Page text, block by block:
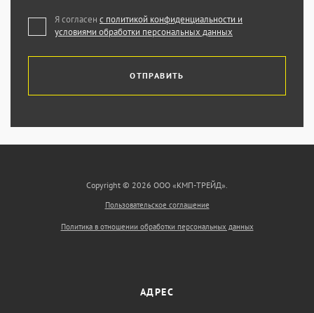
Я согласен с политикой конфиденциальности и
условиями обработки персональных данных
ОТПРАВИТЬ
Copyright © 2026 ООО «КМП-ТРЕЙД».
Пользовательское соглашение
Политика в отношении обработки персональных данных
АДРЕС